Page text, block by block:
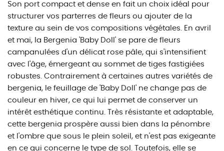
Son port compact et dense en fait un choix idéal pour
structurer vos parterres de fleurs ou ajouter de la
texture au sein de vos compositions végétales. En avril
et mai, la Bergenia 'Baby Doll' se pare de fleurs
campanulées d'un délicat rose pâle, qui s'intensifient
avec l'âge, émergeant au sommet de tiges fastigiées
robustes. Contrairement à certaines autres variétés de
bergenia, le feuillage de 'Baby Doll' ne change pas de
couleur en hiver, ce qui lui permet de conserver un
intérêt esthétique continu. Très résistante et adaptable,
cette bergenia prospère aussi bien dans la pénombre
et l'ombre que sous le plein soleil, et n'est pas exigeante
en ce qui concerne le type de sol. Toutefois, elle se